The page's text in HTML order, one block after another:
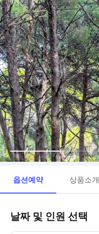
옵션예약 상품소개
날짜 및 인원 선택